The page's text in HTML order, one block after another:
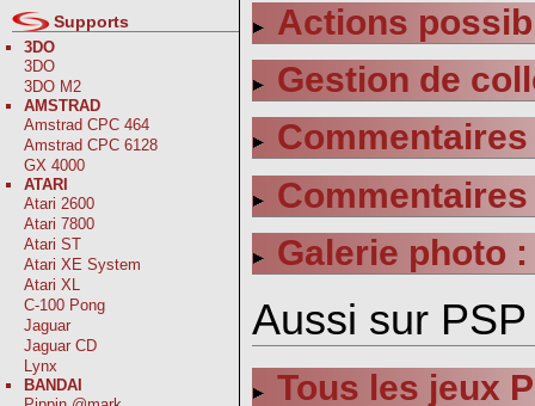
Supports
3DO
3DO
3DO M2
AMSTRAD
Amstrad CPC 464
Amstrad CPC 6128
GX 4000
ATARI
Atari 2600
Atari 7800
Atari ST
Atari XE System
Atari XL
C-100 Pong
Jaguar
Jaguar CD
Lynx
BANDAI
Actions
Gestion de
Galerie photo :
Aussi sur PSP
Tous les jeux